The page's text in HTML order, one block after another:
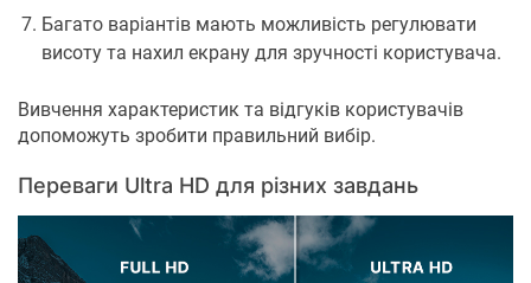
Багато варіантів мають можливість регулювати
висоту та нахил екрану для зручності користувача.
Вивчення характеристик та відгуків користувачів
допоможуть зробити правильний вибір.
Переваги Ultra HD для різних завдань